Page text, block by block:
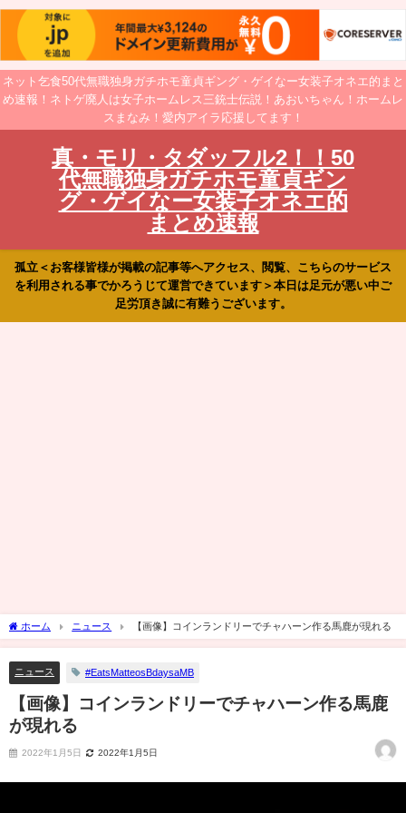
ネット乞食50代無職独身ガチホモ童貞ギング・ゲイなー女装子オネエ的まと
め速報！ネトゲ廃人は女子ホームレス三銃士伝説！あおいちゃん！ホームレ
スまなみ！愛内アイラ応援してます！
真・モリ・タダッフル2！！50
代無職独身ガチホモ童貞ギン
グ・ゲイなー女装子オネエ的
まとめ速報
孤立＜お客様皆様が掲載の記事等へアクセス、閲覧、こちらのサービス
を利用される事でかろうじて運営できています＞本日は足元が悪い中ご
足労頂き誠に有難うございます。
ホーム ニュース 【画像】コインランドリーでチャハーン作る馬鹿が現れる
ニュース #EatsMatteosBdaysaMB
【画像】コインランドリーでチャハーン作る馬鹿
が現れる
2022年1月5日 2022年1月5日